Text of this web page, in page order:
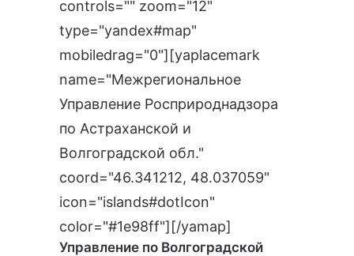
controls="" zoom="12"
type="yandex#map"
mobiledrag="0"][yaplacemark
name="Межрегиональное
Управление Росприроднадзора
по Астраханской и
Волгоградской обл."
coord="46.341212, 48.037059"
icon="islands#dotIcon"
color="#1e98ff"][/yamap]
Управление по Волгоградской